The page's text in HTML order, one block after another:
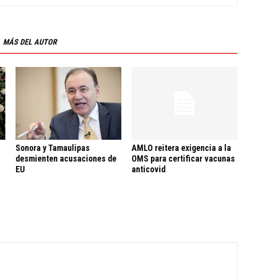
MÁS DEL AUTOR
Sonora y Tamaulipas
desmienten acusaciones de
EU
AMLO reitera exigencia a la
OMS para certificar vacunas
anticovid